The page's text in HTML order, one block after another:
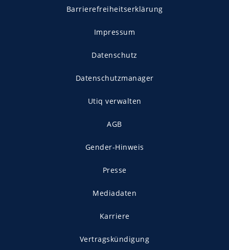
Barrierefreiheitserklärung
Impressum
Datenschutz
Datenschutzmanager
Utiq verwalten
AGB
Gender-Hinweis
Presse
Mediadaten
Karriere
Vertragskündigung